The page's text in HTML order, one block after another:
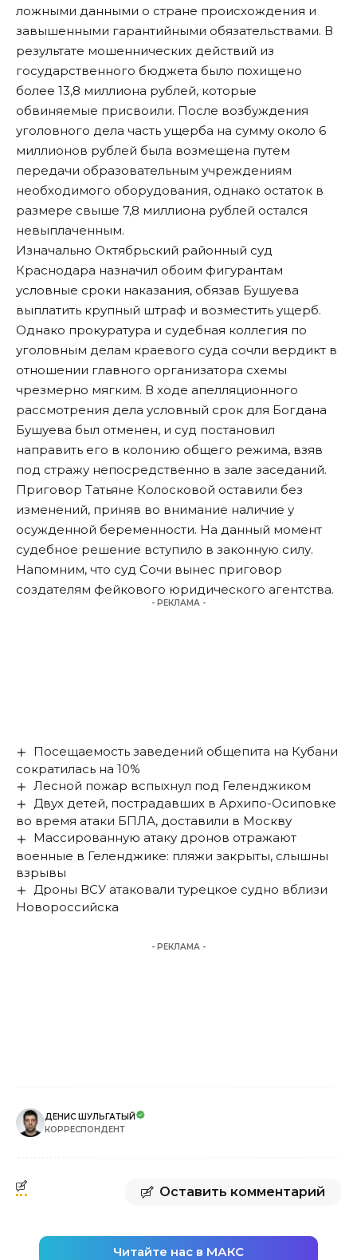
ложными данными о стране происхождения и
завышенными гарантийными обязательствами. В
результате мошеннических действий из
государственного бюджета было похищено
более 13,8 миллиона рублей, которые
обвиняемые присвоили. После возбуждения
уголовного дела часть ущерба на сумму около 6
миллионов рублей была возмещена путем
передачи образовательным учреждениям
необходимого оборудования, однако остаток в
размере свыше 7,8 миллиона рублей остался
невыплаченным.
Изначально Октябрьский районный суд
Краснодара назначил обоим фигурантам
условные сроки наказания, обязав Бушуева
выплатить крупный штраф и возместить ущерб.
Однако прокуратура и судебная коллегия по
уголовным делам краевого суда сочли вердикт в
отношении главного организатора схемы
чрезмерно мягким. В ходе апелляционного
рассмотрения дела условный срок для Богдана
Бушуева был отменен, и суд постановил
направить его в колонию общего режима, взяв
под стражу непосредственно в зале заседаний.
Приговор Татьяне Колосковой оставили без
изменений, приняв во внимание наличие у
осужденной беременности. На данный момент
судебное решение вступило в законную силу.
Напомним, что суд Сочи вынес приговор
создателям фейкового юридического агентства.
- РЕКЛАМА -
Посещаемость заведений общепита на Кубани
сократилась на 10%
Лесной пожар вспыхнул под Геленджиком
Двух детей, пострадавших в Архипо-Осиповке
во время атаки БПЛА, доставили в Москву
Массированную атаку дронов отражают
военные в Геленджике: пляжи закрыты, слышны
взрывы
Дроны ВСУ атаковали турецкое судно вблизи
Новороссийска
- РЕКЛАМА -
ДЕНИС ШУЛЬГАТЫЙ
КОРРЕСПОНДЕНТ
Оставить комментарий
Читайте нас в МАКС